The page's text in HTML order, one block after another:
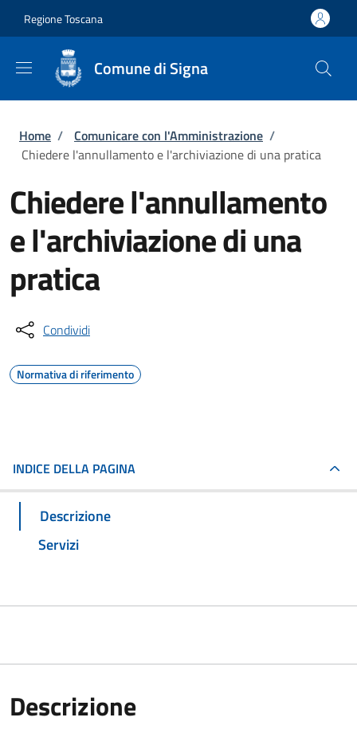
Regione Toscana
Comune di Signa
Briciole di pane
Home / Comunicare con l'Amministrazione /
Chiedere l'annullamento e l'archiviazione di una pratica
Chiedere l'annullamento
e l'archiviazione di una
pratica
Condividi
Normativa di riferimento
INDICE DELLA PAGINA
Descrizione
Servizi
Descrizione